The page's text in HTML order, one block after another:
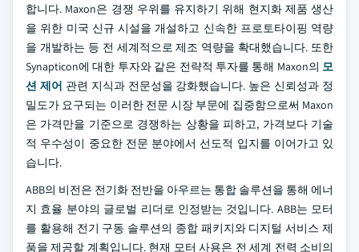
합니다. Maxon은 경쟁 우위를 유지하기 위해 현지화 제품 생산
을 위한 미국 신규 시설을 개설하고 신속한 프로토타이핑 역량
을 개발하는 등 전 세계적으로 제조 역량을 확대했습니다. 또한
Synapticon에 대한 투자와 같은 전략적 투자를 통해 Maxon의 모
션 제어 관련 지식과 전문성을 강화했습니다. 높은 신뢰성과 정
밀도가 요구되는 이러한 전문 시장 부문에 집중함으로써 Maxon
은 가격만을 기준으로 경쟁하는 상황을 피하고, 가격보다 기술
적 우수성이 중요한 전문 분야에서 선도적 입지를 이어가고 있
습니다.
ABB의 비전은 전기화 전반을 아우르는 통합 솔루션을 통해 에너
지 효율 분야의 글로벌 리더로 인정받는 것입니다. ABB는 모터
를 활용해 전기 구동 솔루션의 종합 패키지와 디지털 서비스 제
품을 제공할 계획입니다. 현재 모터 사용은 전 세계 전력 소비의